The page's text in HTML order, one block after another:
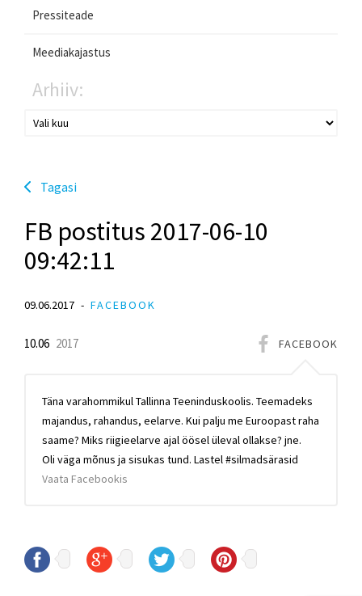
Pressiteade
Meediakajastus
Arhiiv:
Tagasi
FB postitus 2017-06-10
09:42:11
09.06.2017 FACEBOOK
FACEBOOK
10.06 2017
Täna varahommikul Tallinna Teeninduskoolis. Teemadeks
majandus, rahandus, eelarve. Kui palju me Euroopast raha
saame? Miks riigieelarve ajal öösel üleval ollakse? jne.
Oli väga mõnus ja sisukas tund. Lastel #silmadsärasid
Vaata Facebookis